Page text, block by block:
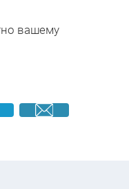
вашему